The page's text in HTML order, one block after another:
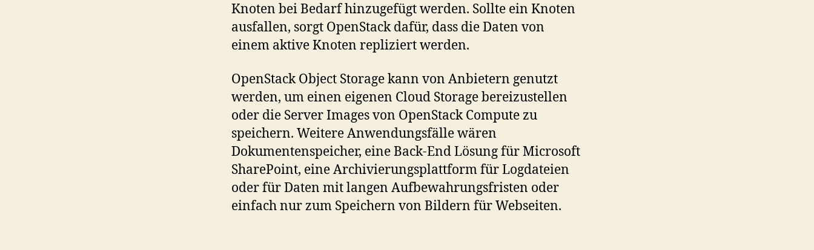
Knoten bei Bedarf hinzugefügt werden. Sollte ein Knoten
ausfallen, sorgt OpenStack dafür, dass die Daten von
einem aktive Knoten repliziert werden.
OpenStack Object Storage kann von Anbietern genutzt
werden, um einen eigenen Cloud Storage bereizustellen
oder die Server Images von OpenStack Compute zu
speichern. Weitere Anwendungsfälle wären
Dokumentenspeicher, eine Back-End Lösung für Microsoft
SharePoint, eine Archivierungsplattform für Logdateien
oder für Daten mit langen Aufbewahrungsfristen oder
einfach nur zum Speichern von Bildern für Webseiten.